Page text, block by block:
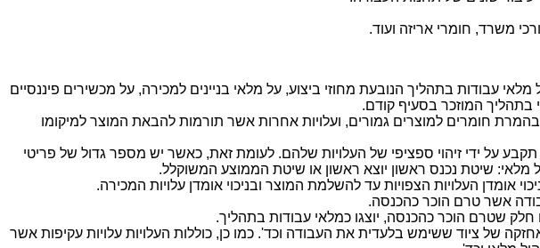
משרד, חומרי אריזה ועוד.
את המלאי על פי עלות או שווי שימוש נטו, כנמוך. יש לשים לב כי תקן 26 אינו חל על מלאי עבודות בתהליך הנובעת מחוזי ביצוע, על מלאי בניינים למכירה, על מכשירים פיננסיים
בתהליך המוזכר בסעיף קודם.
חומרים למוצרים גמורים, ועלויות אחרות אשר תורמות להבאת המוצר למיקומו
על ידי זיהוי ספציפי של העלויות שלהם. לעומת זאת, כאשר יש מספר גדול של פריטי
שיטת נכנס ראשון יוצא ראשון או שיטת הממוצע המשוקלל.
העלויות הצפויות עד להשלמת המוצר ובניכוי אומדן עלויות המכירה.
שטרם הוכר כהכנסה, יוצגו כמלאי עבודות בתהליך.
של ציוד ששימש בלעדית את העבודה וכד'. כמו כן, כוללות העלויות עלויות עקיפות אשר